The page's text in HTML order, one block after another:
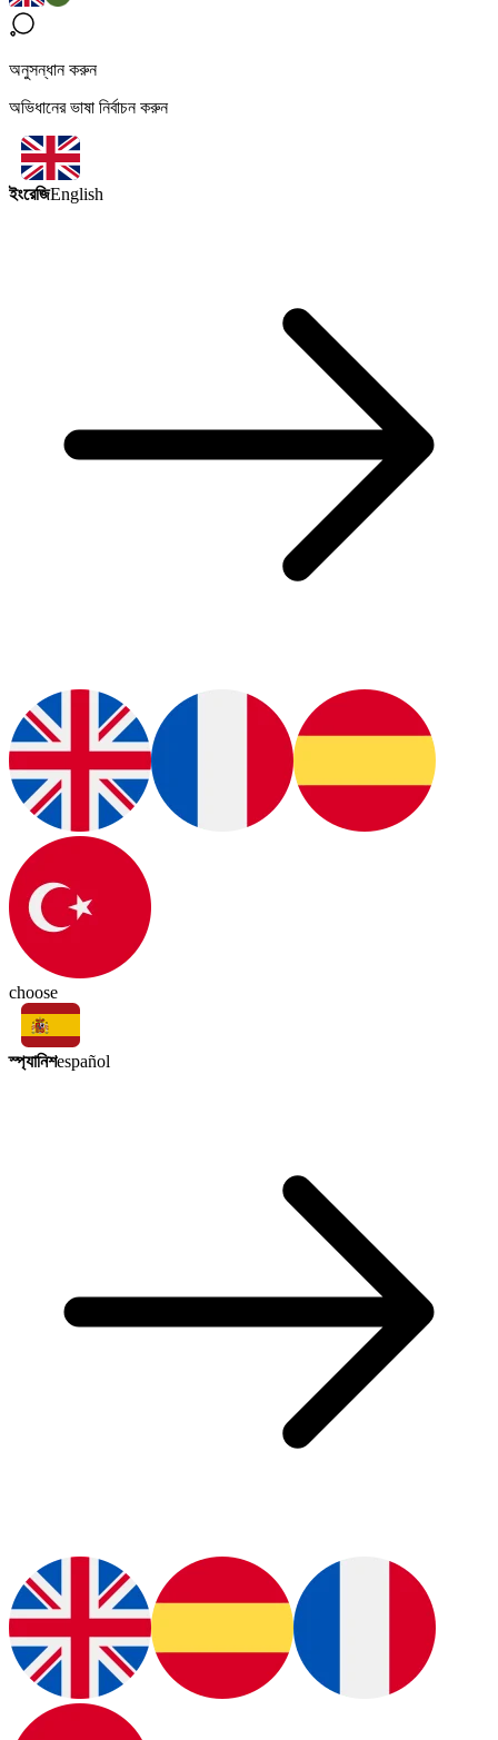
অনুসন্ধান করুন
অভিধানের ভাষা নির্বাচন করুন
ইংরেজিEnglish
choose
স্প্যানিশespañol